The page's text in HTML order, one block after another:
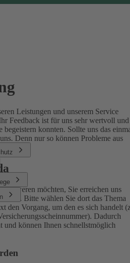
Leistungen und unserem Service
Feedback ist für uns sehr wertvoll und
konnten. Sollte uns das
Denn nur so können Probleme aus
möchten, Sie erreichen uns
. Bitte wählen Sie dort das Thema
den Vorgang, um den es sich handelt
Dadurch
und können Ihnen schnellstmöglich